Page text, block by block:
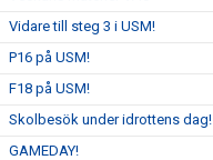
Vidare till steg 3 i USM!
P16 på USM!
F18 på USM!
Skolbesök under idrottens dag!
GAMEDAY!